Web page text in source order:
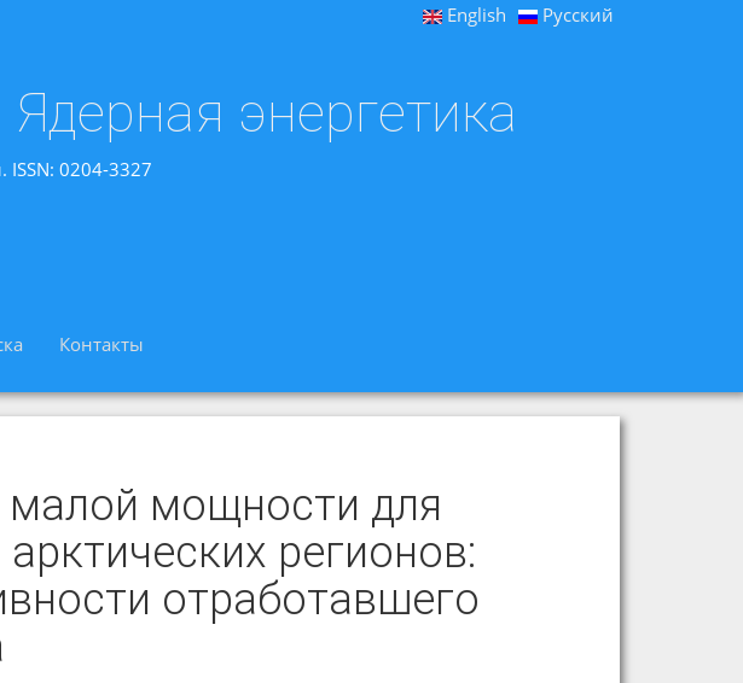
English Русский
энергетика
0204-3327
Контакты
мощности для
регионов:
отработавшего